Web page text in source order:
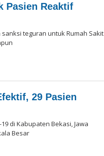
Pasien Reaktif
sanksi teguran untuk Rumah Sakit
29 Pasien
19 di Kabupaten Bekasi, Jawa
Besar